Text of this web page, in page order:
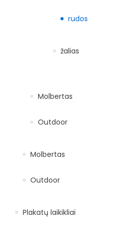
rudos
žalias
Molbertas
Outdoor
Molbertas
Outdoor
Plakatų laikikliai